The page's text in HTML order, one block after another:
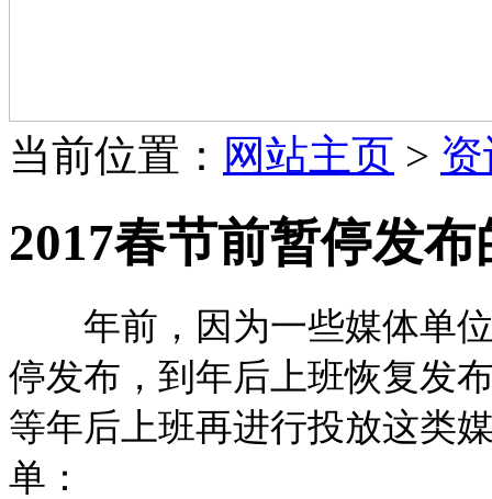
当前位置： 网站主页 >
2017春节前暂停发
年前，因为一些媒体单位
停发布，到年后上班恢复发
等年后上班再进行投放这类
单：